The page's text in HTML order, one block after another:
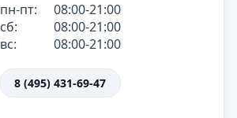
пн-пт:
08:00-21:00
сб:
08:00-21:00
вс:
08:00-21:00
8 (495) 431-69-47